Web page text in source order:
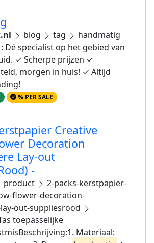
blog tag
handmatig
Dé specialist op het gebied van
✓ Scherpe prijzen ✓
morgen in huis! ✓ Altijd
% PER SALE
Creative
Decoration
Lay-out
-
product
2-packs-kerstpapier-
flower-decoration-
out-suppliesrood
toepasselijke
Materiaal: